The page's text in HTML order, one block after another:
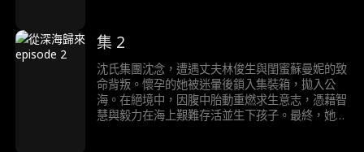
當場揭穿二人罪行。兩人驚慌失措，在眾人面前上
演互相揭發、狗咬狗的醜態，其謀害沈念、企圖侵
吞沈氏家產、甚至曾對沈浩然下毒手的全部陰謀徹
底曝光。沈父沈崇遠也早已洞悉陰謀，假意病重配
合，此刻現身完成最終清算。
集 2
沈氏集團沈念，遭遇丈夫林俊生與閨蜜蘇曼妮的致
命背叛。懷孕的她被迷暈後鎖入集裝箱，拋入公
海。在絕境中，因腹中胎動重燃求生意志，憑藉智
慧與毅力在海上艱難存活並生下孩子。最終，她被